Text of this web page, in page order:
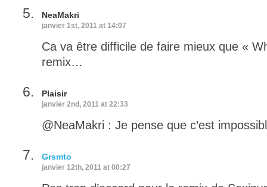
NeaMakri
janvier 1st, 2011 at 14:07
Ca va être difficile de faire mieux que «
remix…
Plaisir
janvier 2nd, 2011 at 22:33
@NeaMakri : Je pense que c’est
Grsmto
janvier 12th, 2011 at 00:27